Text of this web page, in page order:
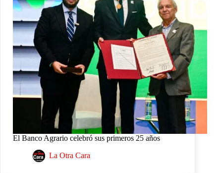
El Banco Agrario celebró sus primeros 25 años
La Otra Cara